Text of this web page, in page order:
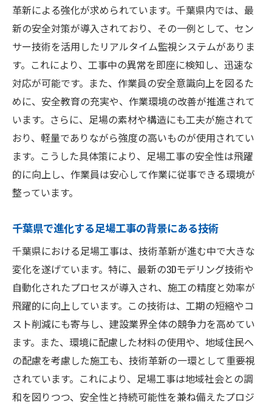
地域社会に信頼される足場工事の実例
足場工事の安全性千葉県での最新技術と具体的
施策を探る
千葉県の足場工事における安全性向上の鍵
具体的な安全施策が支える足場工事の未来
最新技術を駆使した安全性向上の取り組み
千葉県の足場工事現場で採用される安全策
足場工事における安全性と技術の融合
地域で実現される足場工事の安全革命
千葉県の足場工事における進化最新技術が支え
技術革新が進化させる千葉県の足場工事
安全対策を支える最新技術の役割
千葉県の足場工事における技術的進化の実
態
革新的な技術が推進する安全対策の強化
足場工事の安全性を向上させる技術革新
地域社会を支える足場工事の技術的進化
革新による強化が求められています。千葉県内では、最
新の安全対策が導入されており、その一例として、セン
サー技術を活用したリアルタイム監視システムがありま
す。これにより、工事中の異常を即座に検知し、迅速な
対応が可能です。また、作業員の安全意識向上を図るた
めに、安全教育の充実や、作業環境の改善が推進されて
います。さらに、足場の素材や構造にも工夫が施されて
おり、軽量でありながら強度の高いものが使用されてい
ます。こうした具体策により、足場工事の安全性は飛躍
的に向上し、作業員は安心して作業に従事できる環境が
整っています。
千葉県で進化する足場工事の背景にある技術
千葉県における足場工事は、技術革新が進む中で大きな
変化を遂げています。特に、最新の3Dモデリング技術や
自動化されたプロセスが導入され、施工の精度と効率が
飛躍的に向上しています。この技術は、工期の短縮やコ
スト削減にも寄与し、建設業界全体の競争力を高めてい
ます。また、環境に配慮した材料の使用や、地域住民へ
の配慮を考慮した施工も、技術革新の一環として重要視
されています。これにより、足場工事は地域社会との調
和を図りつつ、安全性と持続可能性を兼ね備えたプロジ